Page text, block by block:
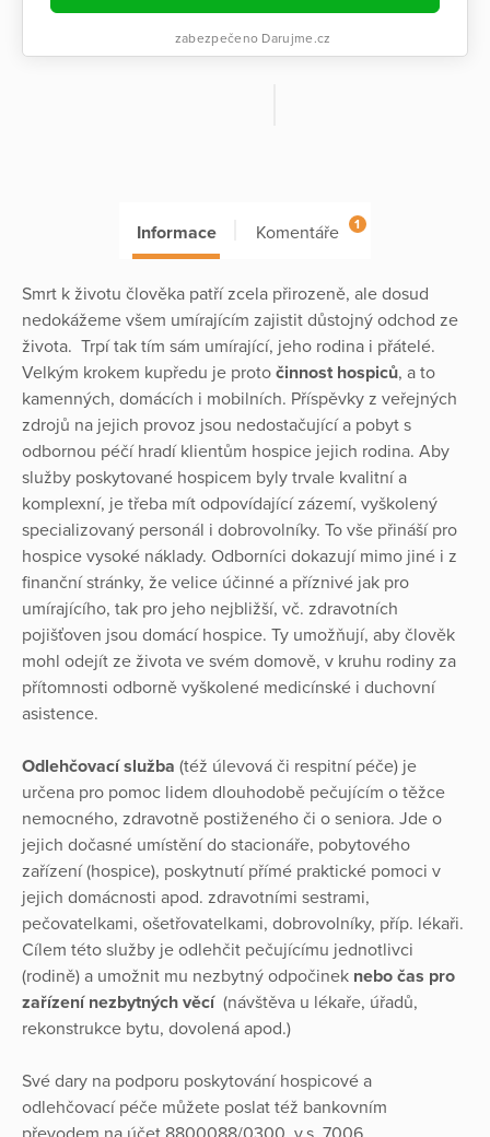
zabezpečeno Darujme.cz
Informace Komentáře 1
Smrt k životu člověka patří zcela přirozeně, ale dosud
nedokážeme všem umírajícím zajistit důstojný odchod ze
života. Trpí tak tím sám umírající, jeho rodina i přátelé.
Velkým krokem kupředu je proto činnost hospiců, a to
kamenných, domácích i mobilních. Příspěvky z veřejných
zdrojů na jejich provoz jsou nedostačující a pobyt s
odbornou péčí hradí klientům hospice jejich rodina. Aby
služby poskytované hospicem byly trvale kvalitní a
komplexní, je třeba mít odpovídající zázemí, vyškolený
specializovaný personál i dobrovolníky. To vše přináší pro
hospice vysoké náklady. Odborníci dokazují mimo jiné i z
finanční stránky, že velice účinné a příznivé jak pro
umírajícího, tak pro jeho nejbližší, vč. zdravotních
pojišťoven jsou domácí hospice. Ty umožňují, aby člověk
mohl odejít ze života ve svém domově, v kruhu rodiny za
přítomnosti odborně vyškolené medicínské i duchovní
asistence.
Odlehčovací služba (též úlevová či respitní péče) je
určena pro pomoc lidem dlouhodobě pečujícím o těžce
nemocného, zdravotně postiženého či o seniora. Jde o
jejich dočasné umístění do stacionáře, pobytového
zařízení (hospice), poskytnutí přímé praktické pomoci v
jejich domácnosti apod. zdravotními sestrami,
pečovatelkami, ošetřovatelkami, dobrovolníky, příp. lékaři.
Cílem této služby je odlehčit pečujícímu jednotlivci
(rodině) a umožnit mu nezbytný odpočinek nebo čas pro
zařízení nezbytných věcí (návštěva u lékaře, úřadů,
rekonstrukce bytu, dovolená apod.)
Své dary na podporu poskytování hospicové a
odlehčovací péče můžete poslat též bankovním